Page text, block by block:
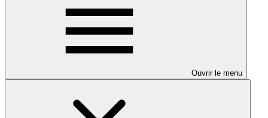
Ouvrir le menu